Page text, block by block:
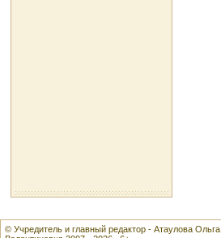
© Учредитель и главный редактор - Атаулова Ольга